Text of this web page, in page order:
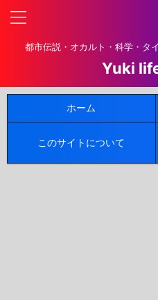
都市伝説・オカルト・科学・タ
Yuki
ホーム
このサイトについて